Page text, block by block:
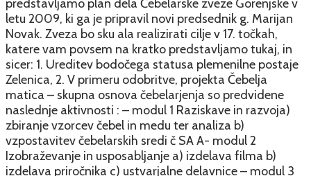
predstavljamo plan dela Čebelarske zveze Gorenjske v
letu 2009, ki ga je pripravil novi predsednik g. Marijan
Novak. Zveza bo sku ala realizirati cilje v 17. točkah,
katere vam povsem na kratko predstavljamo tukaj, in
sicer: 1. Ureditev bodočega statusa plemenilne postaje
Zelenica, 2. V primeru odobritve, projekta Čebelja
matica – skupna osnova čebelarjenja so predvidene
naslednje aktivnosti : – modul 1 Raziskave in razvoja)
zbiranje vzorcev čebel in medu ter analiza b)
vzpostavitev čebelarskih sredi č SA A- modul 2
Izobraževanje in usposabljanje a) izdelava filma b)
izdelava priročnika c) ustvarjalne delavnice – modul 3